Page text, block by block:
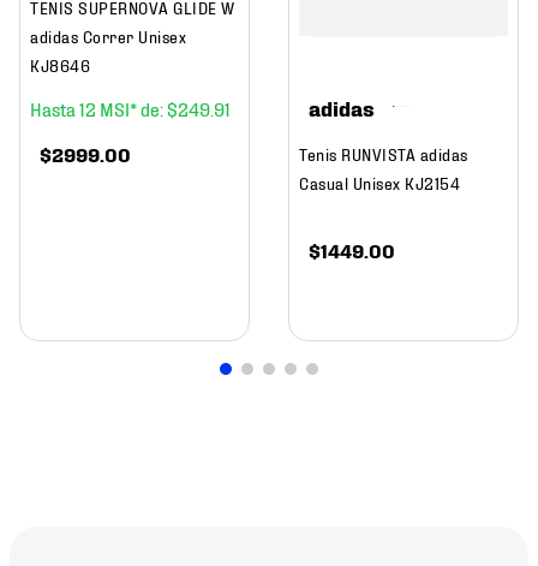
TENIS SUPERNOVA GLIDE W
adidas Correr Unisex
KJ8646
12 $249 91
$2999 00
adidas
Tenis RUNVISTA adidas
Casual Unisex KJ2154
$1449 00